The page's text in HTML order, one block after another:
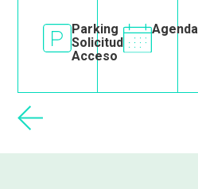
ImageParking
Solicitud
Acceso
ImageAgenda